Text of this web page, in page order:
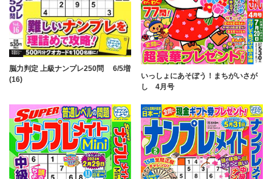
脳力判定 上級ナンプレ250問 6/5増
(16)
いっしょにあそぼう！まちがいさが
し 4月号